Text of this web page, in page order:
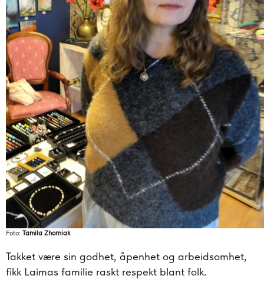
Foto: Tamila Zhorniak
Takket være sin godhet, åpenhet og arbeidsomhet,
fikk Laimas familie raskt respekt blant folk.